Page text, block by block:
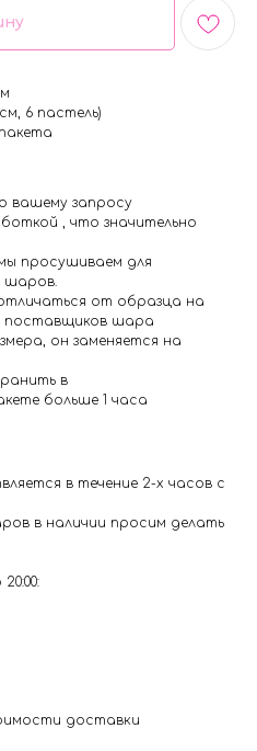
6 пастель)
вашему запросу
, что значительно
просушиваем для
шаров.
от образца на
поставщиков шара
он заменяется на
в
больше 1 часа
в течение 2-х часов с
в наличии просим делать
доставки